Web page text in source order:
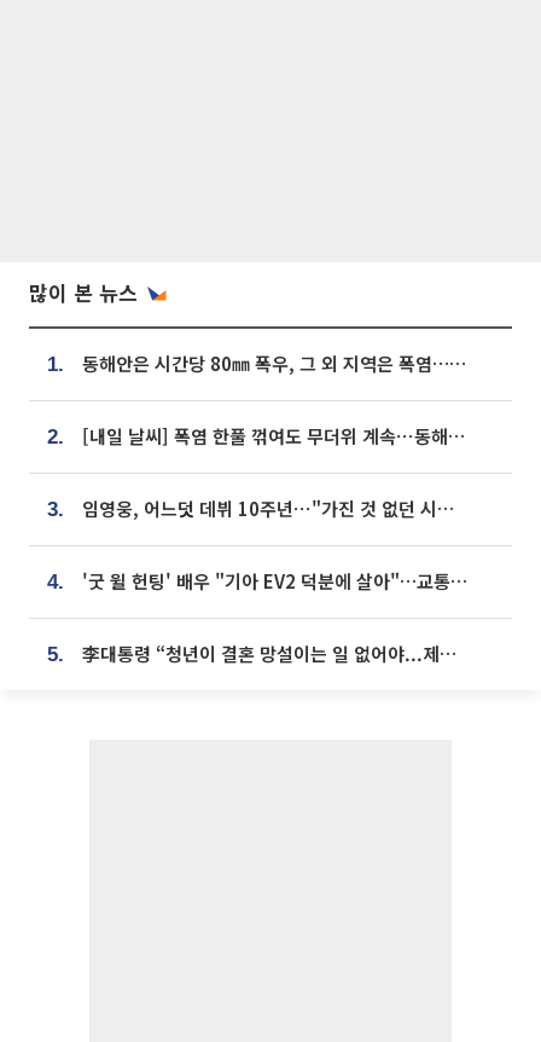
많이 본 뉴스
1. 동해안은 시간당 80㎜ 폭우, 그 외 지역은 폭염…‘극과 극 날씨’
2. [내일 날씨] 폭염 한풀 꺾여도 무더위 계속⋯동해안 이틀 연속 비
3. 임영웅, 어느덧 데뷔 10주년⋯"가진 것 없던 시절, 내 앞엔 20명의 팬뿐"
4. '굿 윌 헌팅' 배우 "기아 EV2 덕분에 살아"…교통사고 후 안전성 극찬
5. 李대통령 “청년이 결혼 망설이는 일 없어야...제도상 불이익 조사”